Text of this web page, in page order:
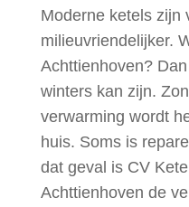
Moderne ketels zijn
milieuvriendelijker.
Achttienhoven?
winters kan zijn.
verwarming wordt
huis. Soms is
dat geval is CV
Achttienhoven de